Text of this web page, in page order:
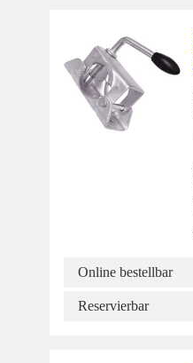
Online bestellbar
Reservierbar